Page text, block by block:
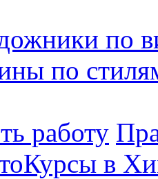
по
по
работу
в